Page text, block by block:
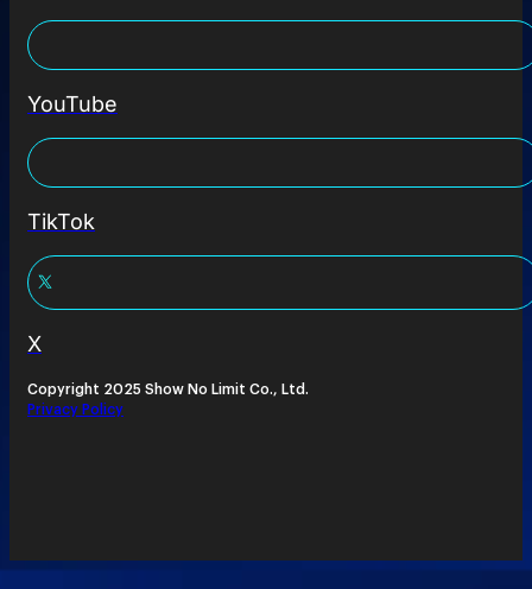
YouTube
TikTok
X
Copyright 2025 Show No Limit Co., Ltd.
Privacy Policy